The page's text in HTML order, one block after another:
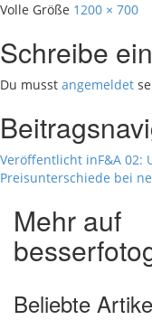
Volle Größe 1200 × 700
Schreibe
Du musst angemeldet
Veröffentlicht inF&A 02:
Preisunterschiede bei
Mehr auf
Beliebte